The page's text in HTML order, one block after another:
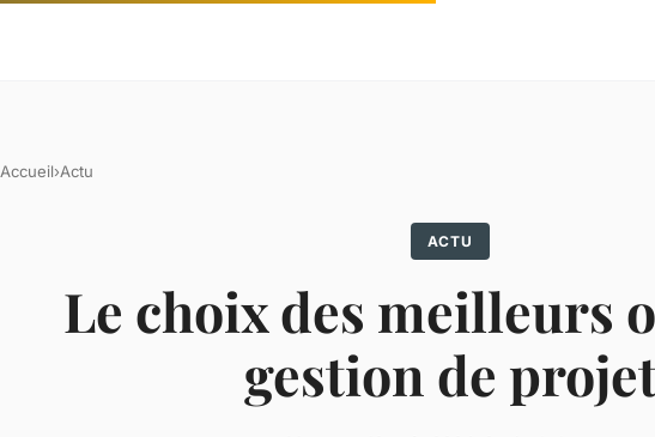
Accueil›Actu
ACTU
Le choix des meilleurs
gestion de